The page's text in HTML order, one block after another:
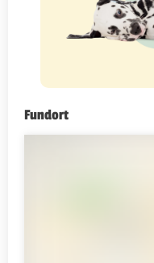
Fundort